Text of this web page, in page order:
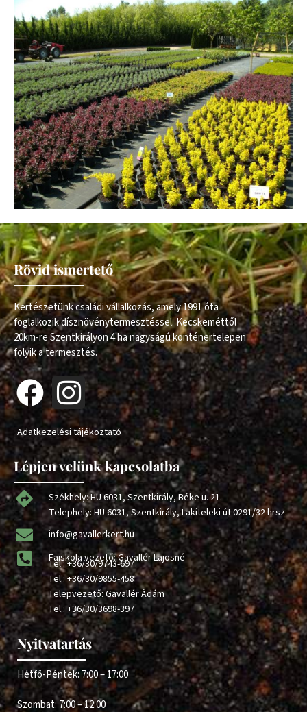
Rövid ismertető
Kertészetünk családi vállalkozás, amely 1991 óta
foglalkozik dísznövénytermesztéssel. Kecskeméttől
20km-re Szentkirályon 4 ha nagyságú konténertelepen
folyik a termesztés.
Adatkezelési tájékoztató
Lépjen velünk kapcsolatba
Székhely: HU 6031, Szentkirály, Béke u. 21.
Telephely: HU 6031, Szentkirály, Lakiteleki út 0291/32 hrsz.
info@gavallerkert.hu
Faiskola vezető: Gavallér Lajosné
Tel.:+36/30/9743-697
Tel.:+36/30/9855-458
Telepvezető: Gavallér Ádám
Tel.:+36/30/3698-397
Nyitvatartás
Hétfő-Péntek: 7:00 – 17:00
Szombat: 7:00 – 12:00